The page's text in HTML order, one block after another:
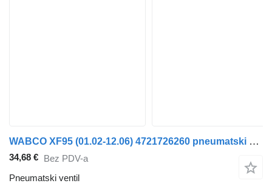
WABCO XF95 (01.02-12.06) 4721726260 pneumatski ventil za DAF XF95, XF105 (2001-2014) kamiona
34,68 € Bez PDV-a
Pneumatski ventil